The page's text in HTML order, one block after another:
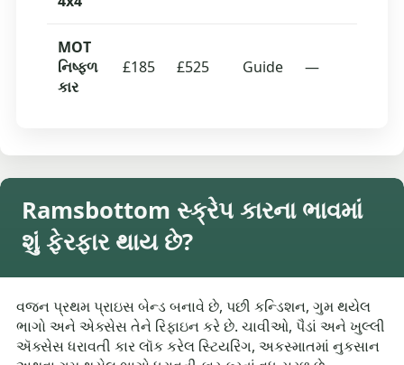
MOT
નિષ્ફળ
કાર
£185 £525 Guide —
Ramsbottom સ્ક્રેપ કારના ભાવમાં
શું ફેરફાર થાય છે?
વજન પ્રથમ પ્રાઇસ બેન્ડ બનાવે છે, પછી કન્ડિશન, ગુમ થયેલ
ભાગો અને એક્સેસ તેને રિફાઇન કરે છે. ચાવીઓ, પૈડાં અને ખુલ્લી
ઍક્સેસ ધરાવતી કાર લૉક કરેલ સ્ટિયરિંગ, અકસ્માતમાં નુકસાન